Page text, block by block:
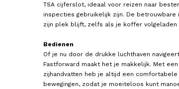
TSA cijferslot, ideaal voor reizen naar
inspecties gebruikelijk zijn. De
zijn plek blijft, zelfs als je koffer volgeladen
Bedienen
Of je nu door de drukke luchthaven
Fastforward maakt het je makkelijk. Met
zijhandvatten heb je altijd een
bewegingen, zodat je moeiteloos kunt
149,95